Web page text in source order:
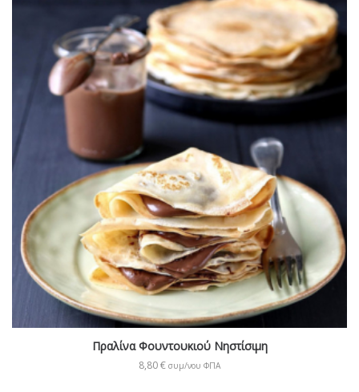
Πραλίνα Φουντουκιού Νηστίσιμη
8,80€ συμ/νου ΦΠΑ